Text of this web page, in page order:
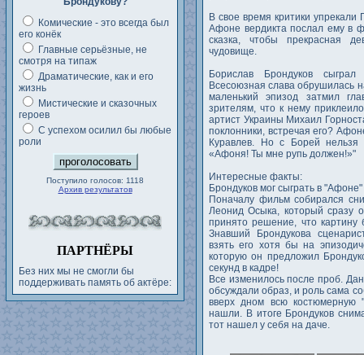
Комические - это всегда был
его конёк
Главные серьёзные, не
смотря на типаж
Драматические, как и его
жизнь
Мистические и сказочных
героев
С успехом осилил бы любые
роли
Поступило голосов: 1118
Архив результатов
ПАРТНЁРЫ
Без них мы не смогли бы
поддерживать память об актёре:
В свое время критики
Афоне вердикта послал ему в
сказка, чтобы прекрасная
чудовище.
Борислав Брондуков
Всесоюзная слава обрушилась
маленький эпизод затмил
зрителям, что к нему
артист Украины Михаил
поклонники, встречая его?
Куравлев. Но с Борей
«Афоня! Ты мне рупь должен!»"
Интересные факты:
Брондуков мог сыграть в
Поначалу фильм собирался
Леонид Осыка, который сразу
принято решение, что
Знавший Брондукова
взять его хотя бы на
которую он предложил
секунд в кадре!
Все изменилось после проб.
обсуждали образ, и роль сама
вверх дном всю костюмерную
нашли. В итоге Брондуков
тот нашел у себя на даче.